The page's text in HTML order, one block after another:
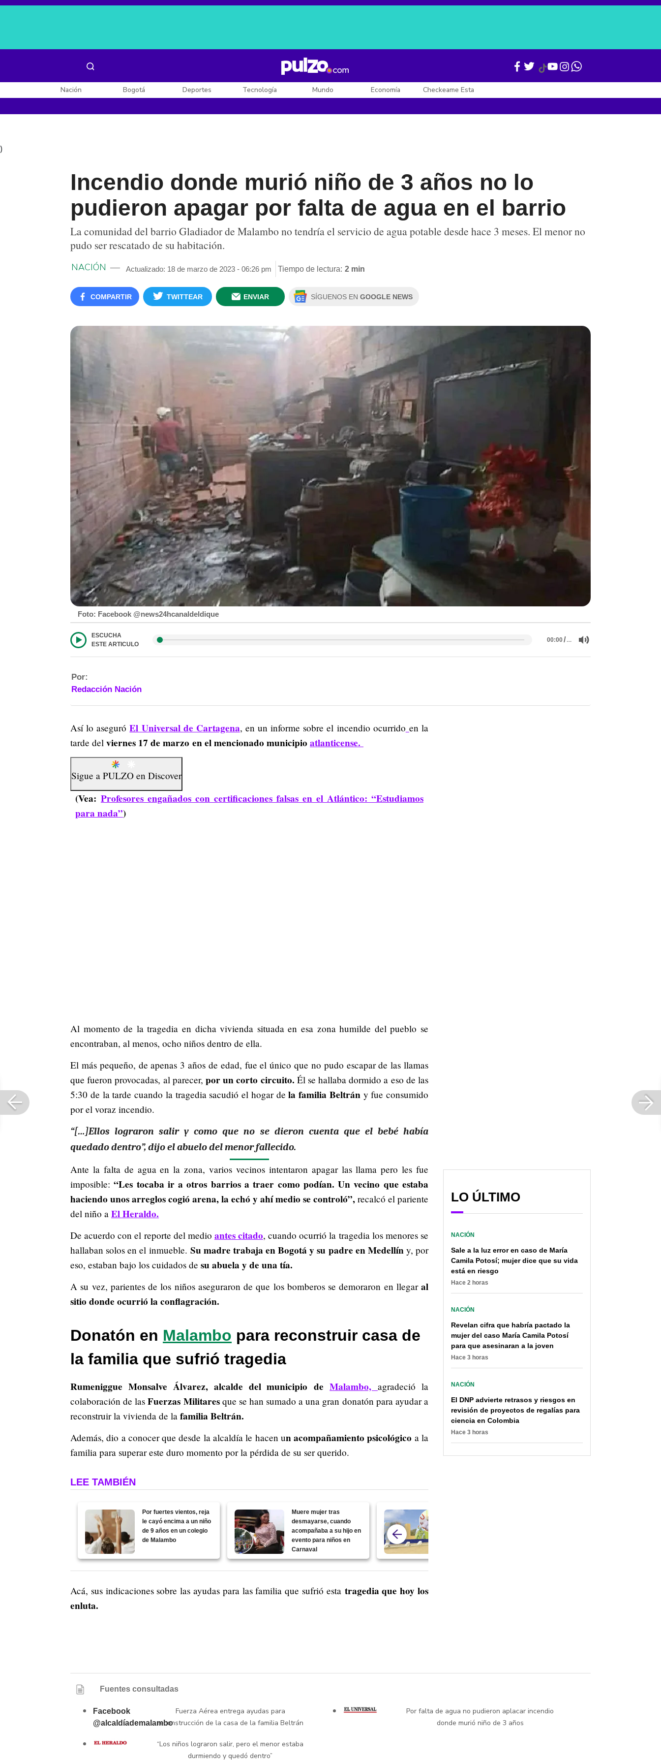
Posesión de De la Espriella
Nación Bogotá Deportes Tecnología Mundo Economía Checkeame Esta
)
Incendio donde murió niño de 3 años no lo
pudieron apagar por falta de agua en el barrio
La comunidad del barrio Gladiador de Malambo no tendría el servicio de agua potable desde hace 3 meses. El menor no
pudo ser rescatado de su habitación.
NACIÓN Actualizado: 18 de marzo de 2023 - 06:26 pm Tiempo de lectura: 2 min
COMPARTIR TWITTEAR ENVIAR SÍGUENOS EN GOOGLE NEWS
Foto: Facebook @news24hcanaldeldique
ESCUCHA
ESTE ARTICULO
00:00/…
Por:
Redacción Nación
Así lo aseguróEl Universal de Cartagena, en un informe sobre el incendio ocurrido en la
tarde del viernes 17 de marzo en el mencionado municipio atlanticense.
Sigue a PULZO en Discover
(Vea: Profesores engañados con certificaciones falsas en el Atlántico: “Estudiamos
para nada”)
Al momento de la tragedia en dicha vivienda situada en esa zona humilde del pueblo se
encontraban, al menos, ocho niños dentro de ella.
El más pequeño, de apenas 3 años de edad, fue el único que no pudo escapar de las llamas
que fueron provocadas, al parecer, por un corto circuito. Él se hallaba dormido a eso de las
5:30 de la tarde cuando la tragedia sacudió el hogar dela familia Beltrán y fue consumido
por el voraz incendio.
“[…]Ellos lograron salir y como que no se dieron cuenta que el bebé había
quedado dentro”, dijo el abuelo del menor fallecido.
Ante la falta de agua en la zona, varios vecinos intentaron apagar las llama pero les fue
imposible:“Les tocaba ir a otros barrios a traer como podían. Un vecino que estaba
haciendo unos arreglos cogió arena, la echó y ahí medio se controló”, recalcó el pariente
del niño a El Heraldo.
De acuerdo con el reporte del medio antes citado, cuando ocurrió la tragedia los menores se
hallaban solos en el inmueble. Su madre trabaja en Bogotá y su padre en Medellín y, por
eso, estaban bajo los cuidados de su abuela y de una tía.
A su vez, parientes de los niños aseguraron de que los bomberos se demoraron en llegar al
sitio donde ocurrió la conflagración.
Donatón en Malambo para reconstruir casa de
la familia que sufrió tragedia
Rumeniggue Monsalve Álvarez, alcalde del municipio deMalambo,agradeció la
colaboración de las Fuerzas Militares que se han sumado a una gran donatón para ayudar a
reconstruir la vivienda de la familia Beltrán.
Además, dio a conocer que desde la alcaldía le hacen un acompañamiento psicológico a la
familia para superar este duro momento por la pérdida de su ser querido.
LEE TAMBIÉN
Por fuertes vientos, reja
le cayó encima a un niño
de 9 años en un colegio
de Malambo
Muere mujer tras
desmayarse, cuando
acompañaba a su hijo en
evento para niños en
Carnaval
Acá, sus indicaciones sobre las ayudas para las familia que sufrió estatragedia que hoy los
enluta.
LO ÚLTIMO
NACIÓN
Sale a la luz error en caso de María
Camila Potosí; mujer dice que su vida
está en riesgo
Hace 2 horas
NACIÓN
Revelan cifra que habría pactado la
mujer del caso María Camila Potosí
para que asesinaran a la joven
Hace 3 horas
NACIÓN
El DNP advierte retrasos y riesgos en
revisión de proyectos de regalías para
ciencia en Colombia
Hace 3 horas
Fuentes consultadas
Facebook
@alcaldíademalambo
Fuerza Aérea entrega ayudas para
reconstrucción de la casa de la familia Beltrán
“Los niños lograron salir, pero el menor estaba
durmiendo y quedó dentro”
Por falta de agua no pudieron aplacar incendio
donde murió niño de 3 años